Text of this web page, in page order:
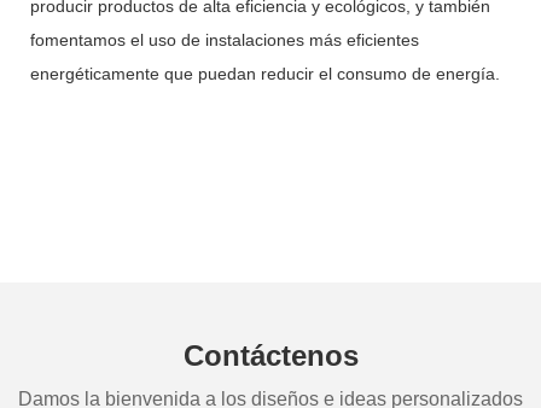
producir productos de alta eficiencia y ecológicos, y también
fomentamos el uso de instalaciones más eficientes
energéticamente que puedan reducir el consumo de energía.
Contáctenos
Damos la bienvenida a los diseños e ideas personalizados